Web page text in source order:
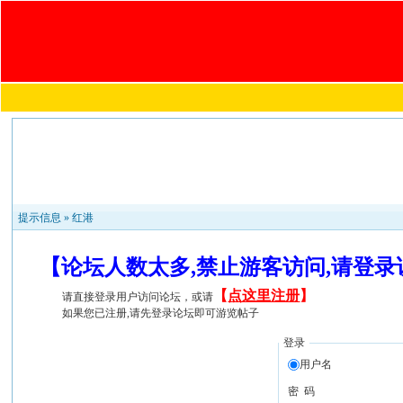
提示信息 »红港
【论坛人数太多,禁止游客访问,请登
请直接登录用户访问论坛，或请 【 点这里注册】
如果您已注册,请先登录论坛即可游览帖子
登录
用户名
密 码